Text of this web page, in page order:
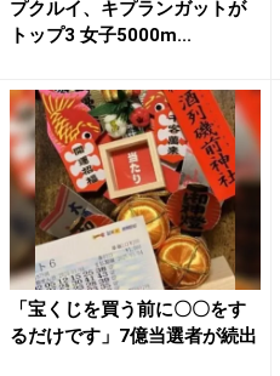
プクルイ、キプランガットが
トップ3 女子5000m...
「宝くじを買う前に〇〇をす
るだけです」7億当選者が続出